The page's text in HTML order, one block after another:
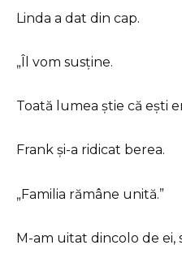
Linda a dat din cap.
„Îl vom susține.
Toată lumea știe că ești
Frank și-a ridicat berea.
„Familia rămâne unită.”
M-am uitat dincolo de